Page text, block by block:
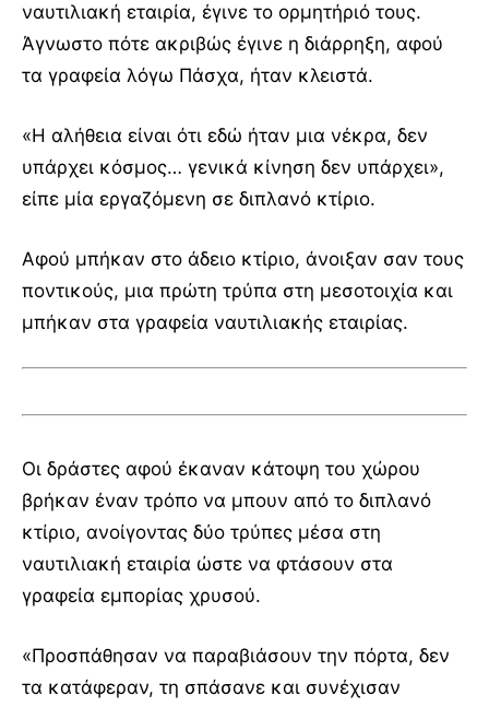
ναυτιλιακή εταιρία, έγινε το ορμητήριό τους.
Άγνωστο πότε ακριβώς έγινε η διάρρηξη, αφού
τα γραφεία λόγω Πάσχα, ήταν κλειστά.
«Η αλήθεια είναι ότι εδώ ήταν μια νέκρα, δεν
υπάρχει κόσμος… γενικά κίνηση δεν υπάρχει»,
είπε μία εργαζόμενη σε διπλανό κτίριο.
Αφού μπήκαν στο άδειο κτίριο, άνοιξαν σαν τους
ποντικούς, μια πρώτη τρύπα στη μεσοτοιχία και
μπήκαν στα γραφεία ναυτιλιακής εταιρίας.
Οι δράστες αφού έκαναν κάτοψη του χώρου
βρήκαν έναν τρόπο να μπουν από το διπλανό
κτίριο, ανοίγοντας δύο τρύπες μέσα στη
ναυτιλιακή εταιρία ώστε να φτάσουν στα
γραφεία εμπορίας χρυσού.
«Προσπάθησαν να παραβιάσουν την πόρτα, δεν
τα κατάφεραν, τη σπάσανε και συνέχισαν